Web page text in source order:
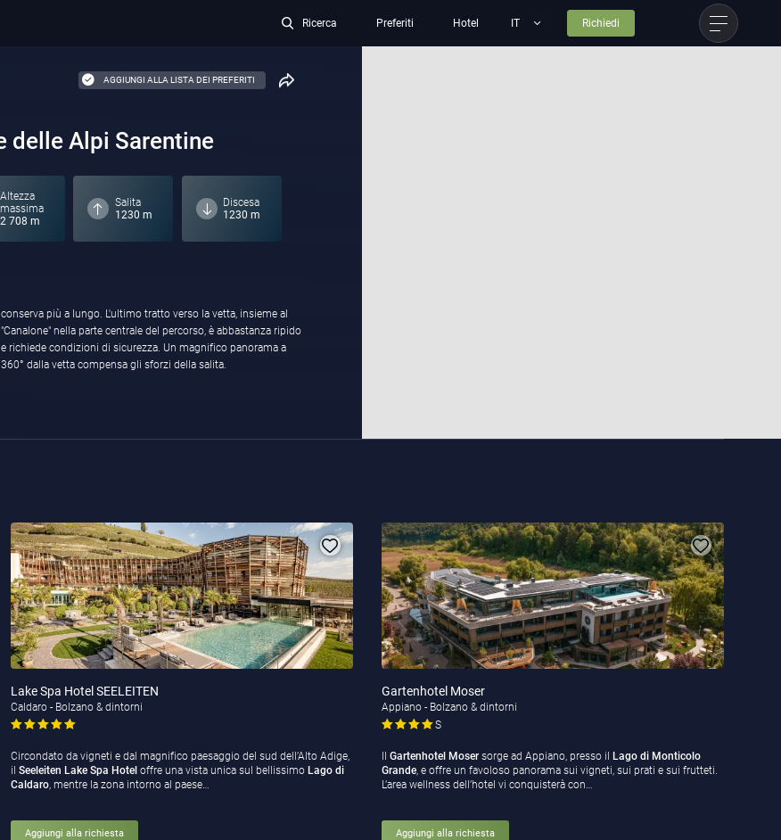
Ricerca Preferiti Hotel Richiedi
AGGIUNGI ALLA LISTA DEI PREFERITI
delle Alpi Sarentine
Altezza
massima
2 708 m
Salita
1230 m
Discesa
1230 m
360° dalla vetta compensa gli sforzi della salita.
Lake Spa Hotel SEELEITEN
Caldaro - Bolzano & dintorni
Circondato da vigneti e dal magnifico paesaggio del sud dell’Alto Adige,
il Seeleiten Lake Spa Hotel offre una vista unica sul bellissimo Lago di
Caldaro, mentre la zona intorno al paese…
Aggiungi alla richiesta
Gartenhotel Moser
Appiano - Bolzano & dintorni
S
Gartenhotel Mosersorge ad Appiano, presso il
Lago di Monticolo
Grande, e offre un favoloso panorama sui vigneti, sui prati e sui frutteti.
L’area wellness dell’hotel vi conquisterà con…
Aggiungi alla richiesta